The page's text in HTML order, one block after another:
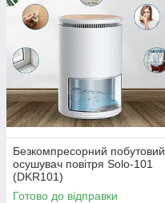
Безкомпресорний побутовий
осушувач повітря Solo-101
(DKR101)
Готово до відправки